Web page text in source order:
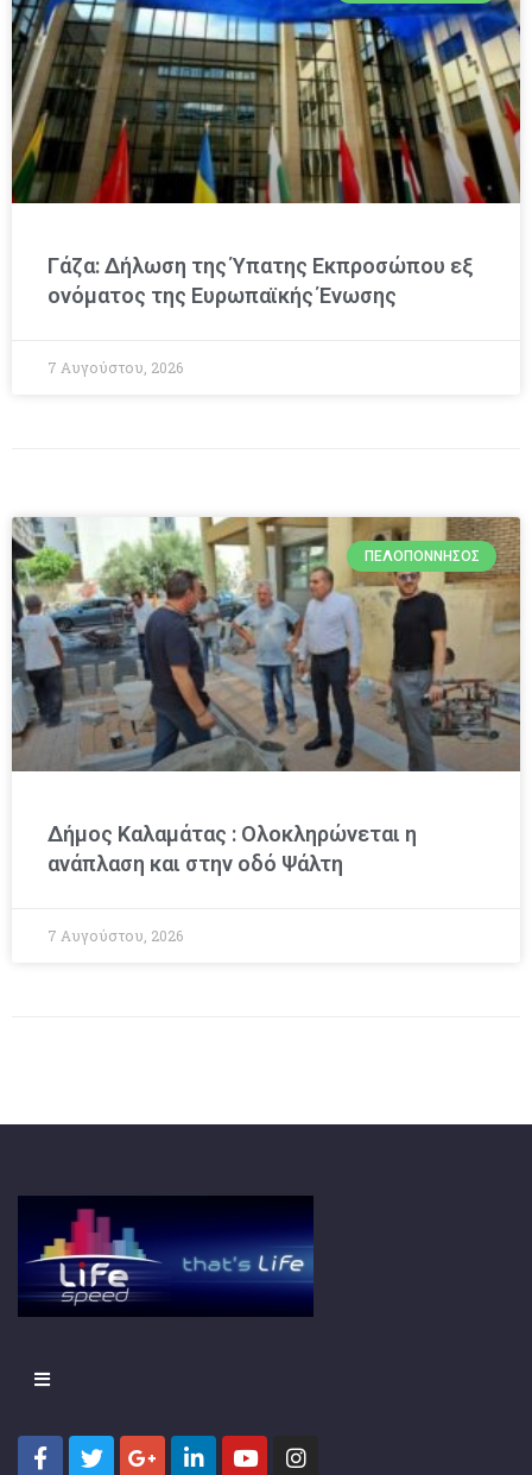
Γάζα: Δήλωση της Ύπατης Εκπροσώπου εξ
ονόματος της Ευρωπαϊκής Ένωσης
7 Αυγούστου, 2026
ΠΕΛΟΠΌΝΝΗΣΟΣ
Δήμος Καλαμάτας : Ολοκληρώνεται η
ανάπλαση και στην οδό Ψάλτη
7 Αυγούστου, 2026